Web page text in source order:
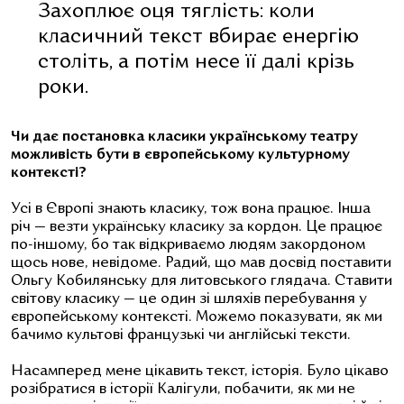
Захоплює оця тяглість: коли
класичний текст вбирає енергію
століть, а потім несе її далі крізь
роки.
Чи дає постановка класики українському театру
можливість бути в європейському культурному
контексті?
Усі в Європі знають класику, тож вона працює. Інша
річ — везти українську класику за кордон. Це працює
по-іншому, бо так відкриваємо людям закордоном
щось нове, невідоме. Радий, що мав досвід поставити
Ольгу Кобилянську для литовського глядача. Ставити
світову класику — це один зі шляхів перебування у
європейському контексті. Можемо показувати, як ми
бачимо культові французькі чи англійські тексти.
Насамперед мене цікавить текст, історія. Було цікаво
розібратися в історії Калігули, побачити, як ми не